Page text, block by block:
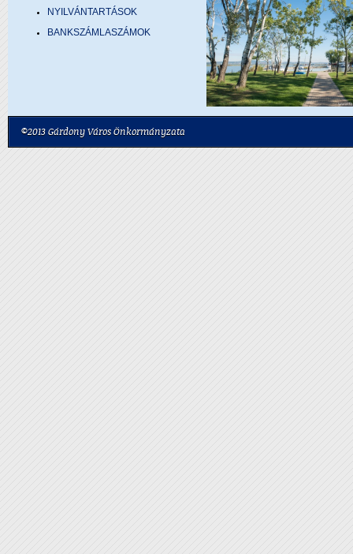
NYILVÁNTARTÁSOK
BANKSZÁMLASZÁMOK
©2013 Gárdony Város Önkormányzata